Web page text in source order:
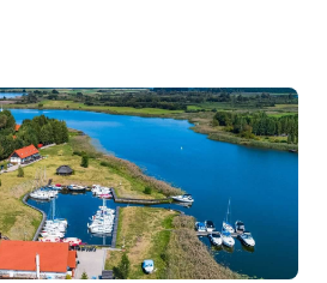
7,00 €
/ jour
23,00 €
7,00 €
/ jour